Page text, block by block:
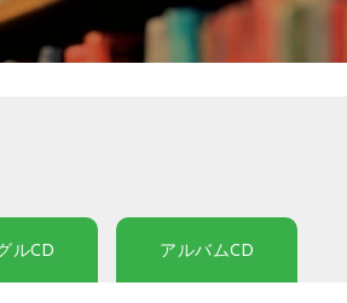
ルCD アルバムCD